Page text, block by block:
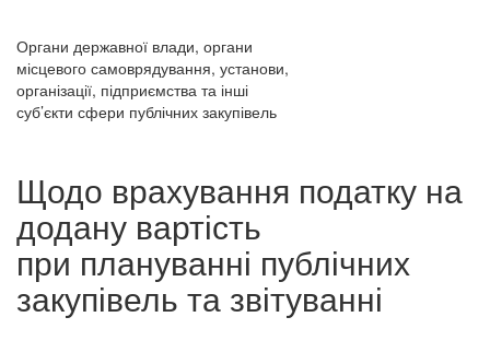
Органи державної влади, органи
місцевого самоврядування, установи,
організації, підприємства та інші
суб’єкти сфери публічних закупівель
Щодо врахування податку на
додану вартість
при плануванні публічних
закупівель та звітуванні